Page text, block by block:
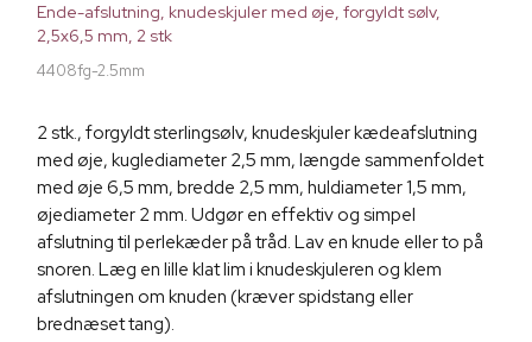
Ende-afslutning, knudeskjuler med øje, forgyldt sølv,
2,5x6,5 mm, 2 stk
4408fg-2.5mm
2 stk., forgyldt sterlingsølv, knudeskjuler kædeafslutning
med øje, kuglediameter 2,5 mm, længde sammenfoldet
med øje 6,5 mm, bredde 2,5 mm, huldiameter 1,5 mm,
øjediameter 2 mm. Udgør en effektiv og simpel
afslutning til perlekæder på tråd. Lav en knude eller to på
snoren. Læg en lille klat lim i knudeskjuleren og klem
afslutningen om knuden (kræver spidstang eller
brednæset tang).